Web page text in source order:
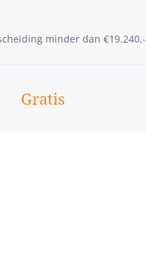
minder dan €19.240,-
Gratis